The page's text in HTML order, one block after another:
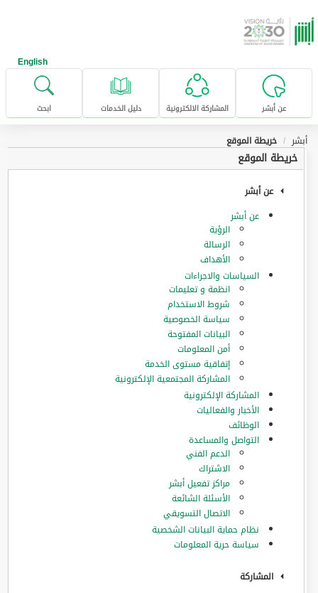
تخطى للإنتقال إلى المحتوى الرئيسي
English
عن أبشر المشاركة الالكترونية دليل الخدمات ابحث
أبشر خريطة الموقع
خريطة الموقع
عن أبشر
عن أبشر
الرؤية
الرسالة
الأهداف
السياسات والاجراءات
انظمة و تعليمات
شروط الاستخدام
سياسة الخصوصية
البيانات المفتوحة
أمن المعلومات
إتفاقية مستوى الخدمة
المشاركة المجتمعية الإلكترونية
المشاركة الإلكترونية
الأخبار والفعاليات
الوظائف
التواصل والمساعدة
الدعم الفني
الاشتراك
مراكز تفعيل أبشر
الأسئلة الشائعة
الاتصال التسويقي
نظام حماية البيانات الشخصية
سياسة حرية المعلومات
المشاركة